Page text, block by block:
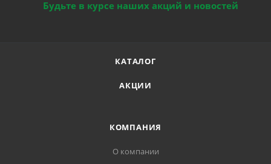
Будьте в курсе наших акций и новостей
КАТАЛОГ
АКЦИИ
КОМПАНИЯ
О компании